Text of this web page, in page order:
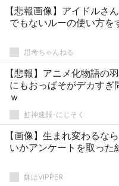
【悲報画像】アイドルさ
でもないルーの使い方を
思考ちゃんねる
【悲報】アニメ化物語の
にもおっぱそがデカすぎ
ｗ
虹神速報-にじそく
【画像】生まれ変わるな
いかアンケートを取った
妹はVIPPER